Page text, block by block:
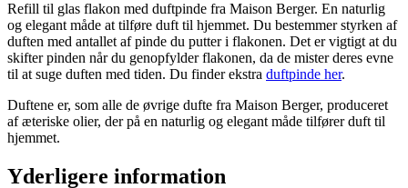
Refill til glas flakon med duftpinde fra Maison Berger. En naturlig
og elegant måde at tilføre duft til hjemmet. Du bestemmer styrken af
duften med antallet af pinde du putter i flakonen. Det er vigtigt at du
skifter pinden når du genopfylder flakonen, da de mister deres evne
til at suge duften med tiden. Du finder ekstra duftpinde her.
Duftene er, som alle de øvrige dufte fra Maison Berger, produceret
af æteriske olier, der på en naturlig og elegant måde tilfører duft til
hjemmet.
Yderligere information